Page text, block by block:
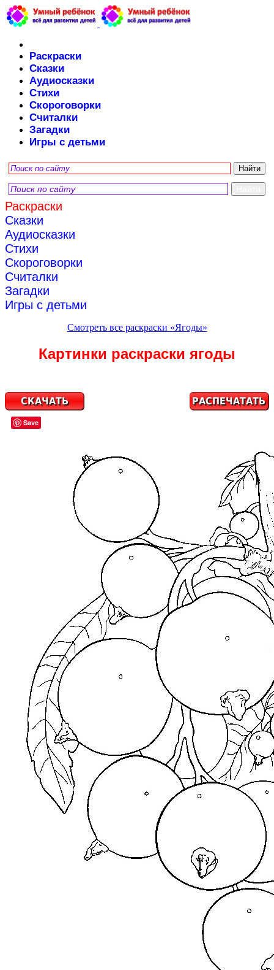
Раскраски
Сказки
Аудиосказки
Стихи
Скороговорки
Считалки
Загадки
Игры с детьми
Раскраски
Сказки
Аудиосказки
Стихи
Скороговорки
Считалки
Загадки
Игры с детьми
Смотреть все раскраски «Ягоды»
Картинки раскраски ягоды
Save